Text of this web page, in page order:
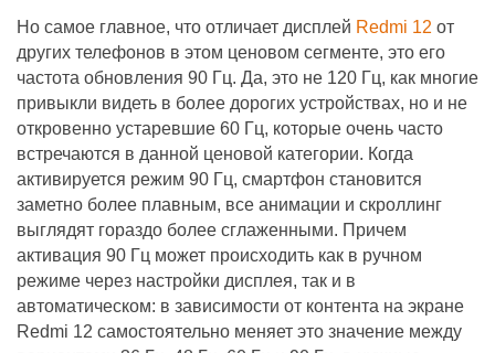
Но самое главное, что отличает дисплей Redmi 12 от
других телефонов в этом ценовом сегменте, это его
частота обновления 90 Гц. Да, это не 120 Гц, как многие
привыкли видеть в более дорогих устройствах, но и не
откровенно устаревшие 60 Гц, которые очень часто
встречаются в данной ценовой категории. Когда
активируется режим 90 Гц, смартфон становится
заметно более плавным, все анимации и скроллинг
выглядят гораздо более сглаженными. Причем
активация 90 Гц может происходить как в ручном
режиме через настройки дисплея, так и в
автоматическом: в зависимости от контента на экране
Redmi 12 самостоятельно меняет это значение между